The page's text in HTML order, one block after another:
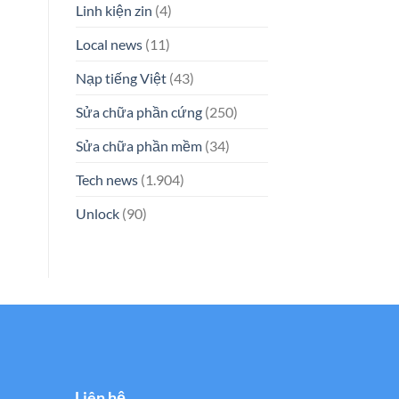
Linh kiện zin (4)
Local news(11)
Nạp tiếng Việt(43)
Sửa chữa phần cứng(250)
Sửa chữa phần mềm(34)
Tech news(1.904)
Unlock(90)